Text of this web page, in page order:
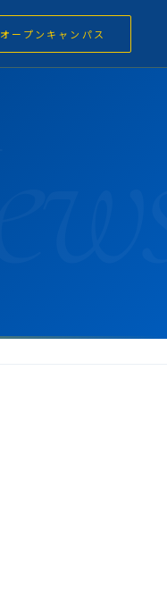
オープンキャンパス